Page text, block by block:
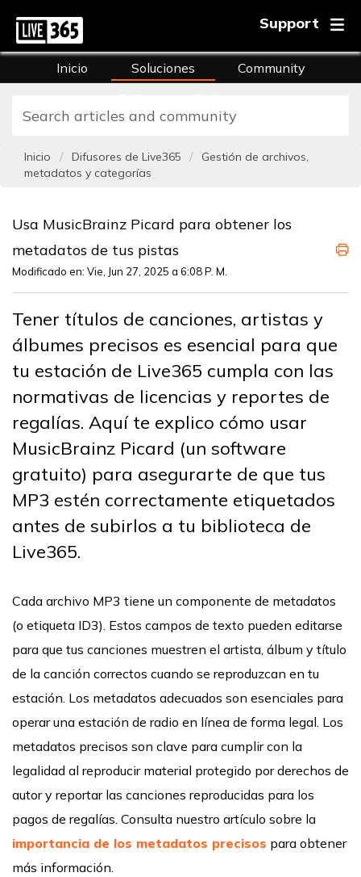
Support
Inicio Soluciones
Community
Inicio Difusores de Live365
Gestión de archivos,
metadatos y categorías
Usa MusicBrainz Picard para obtener los
metadatos de tus pistas
Modificado en: Vie, Jun 27, 2025 a 6:08 P. M.
Tener títulos de canciones, artistas y
álbumes precisos es esencial para que
tu estación de Live365 cumpla con las
normativas de licencias y reportes de
regalías. Aquí te explico cómo usar
MusicBrainz Picard (un software
gratuito) para asegurarte de que tus
MP3 estén correctamente etiquetados
antes de subirlos a tu biblioteca de
Live365.
Cada archivo MP3 tiene un componente de metadatos
(o etiqueta ID3). Estos campos de texto pueden editarse
para que tus canciones muestren el artista, álbum y título
de la canción correctos cuando se reproduzcan en tu
estación. Los metadatos adecuados son esenciales para
operar una estación de radio en línea de forma legal. Los
metadatos precisos son clave para cumplir con la
legalidad al reproducir material protegido por derechos de
autor y reportar las canciones reproducidas para los
pagos de regalías. Consulta nuestro artículo sobre la
importancia de los metadatos precisos para obtener
más información.